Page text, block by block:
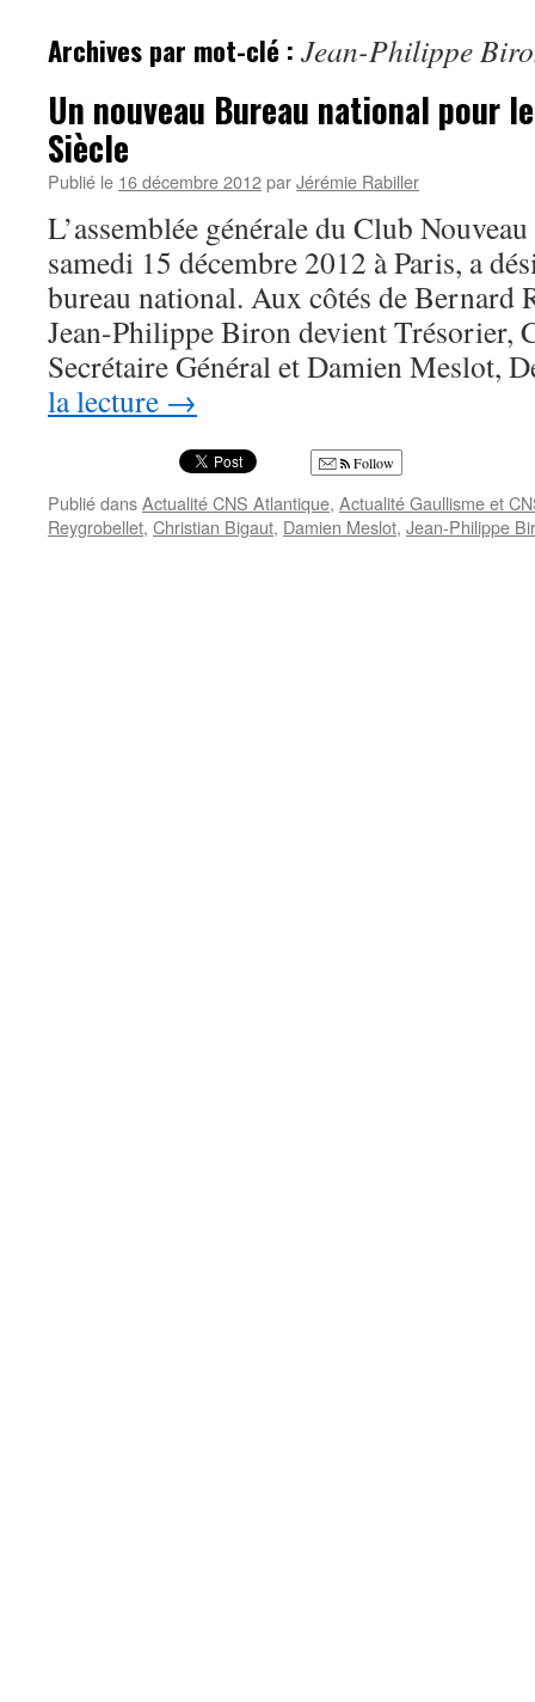
Archives par mot-clé : Jean-Philippe
Un nouveau Bureau national pour
Siècle
Publié le 16 décembre 2012parJérémie Rabiller
L’assemblée générale du Club
samedi 15 décembre 2012 à Paris, a
bureau national. Aux côtés de Bernard
Jean-Philippe Biron devient Trésorier,
Secrétaire Général et Damien Meslot,
la lecture →
Follow
Publié dansActualité CNS Atlantique, Actualité Gaullisme et
Reygrobellet, Christian Bigaut, Damien Meslot, Jean-Philippe